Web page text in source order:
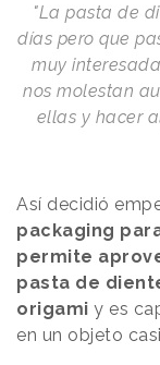
"La pasta de
días pero que
muy
nos molestan
ellas y hacer
Así decidió
packaging
permite
pasta de
origami y es
en un objeto